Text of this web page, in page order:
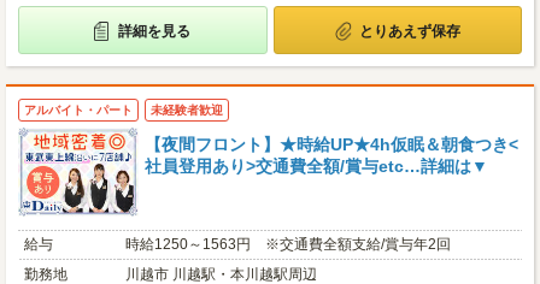
詳細を見る とりあえず保存
アルバイト・パート 未経験者歓迎
【夜間フロント】★時給UP★4h仮眠＆朝食つき<
社員登用あり>交通費全額/賞与etc…詳細は▼
給与
時給1250～1563円 ※交通費全額支給/賞与年2回
勤務地
川越市 川越駅・本川越駅周辺